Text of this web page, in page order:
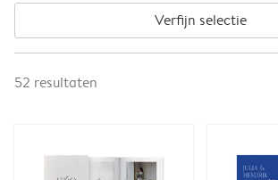
Verfijn selectie
52 resultaten